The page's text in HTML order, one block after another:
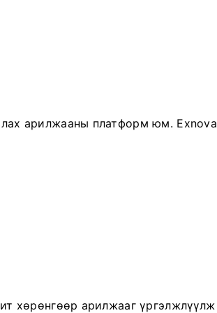
арилжааны платформ юм. Exnova
хөрөнгөөр ​​​​арилжааг үргэлжлүүлж